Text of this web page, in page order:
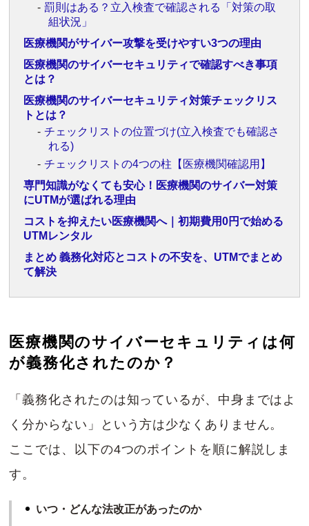
罰則はある？立入検査で確認される「対策の取
組状況」
医療機関がサイバー攻撃を受けやすい3つの理由
医療機関のサイバーセキュリティで確認すべき事項
とは？
医療機関のサイバーセキュリティ対策チェックリス
トとは？
チェックリストの位置づけ(立入検査でも確認さ
れる)
チェックリストの4つの柱【医療機関確認用】
専門知識がなくても安心！医療機関のサイバー対策
にUTMが選ばれる理由
コストを抑えたい医療機関へ｜初期費用0円で始める
UTMレンタル
まとめ 義務化対応とコストの不安を、UTMでまとめ
て解決
医療機関のサイバーセキュリティは何
が義務化されたのか？
「義務化されたのは知っているが、中身まではよ
く分からない」という方は少なくありません。
ここでは、以下の4つのポイントを順に解説しま
す。
いつ・どんな法改正があったのか